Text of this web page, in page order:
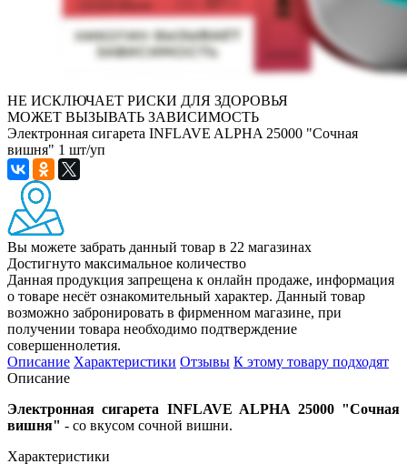
НЕ ИСКЛЮЧАЕТ РИСКИ ДЛЯ ЗДОРОВЬЯ
МОЖЕТ ВЫЗЫВАТЬ ЗАВИСИМОСТЬ
Электронная сигарета INFLAVE ALPHA 25000 "Сочная
вишня" 1 шт/уп
Вы можете забрать данный товар в 22 магазинах
Достигнуто максимальное количество
Данная продукция запрещена к онлайн продаже, информация
о товаре несёт ознакомительный характер. Данный товар
возможно забронировать в фирменном магазине, при
получении товара необходимо подтверждение
совершеннолетия.
Описание Характеристики Отзывы К этому товару подходят
Описание
Электронная сигарета INFLAVE ALPHA 25000 "Сочная
вишня" - со вкусом сочной вишни.
Характеристики